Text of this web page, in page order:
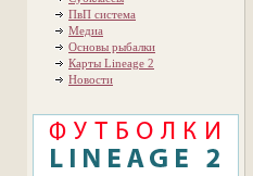
ПвП система
Медиа
Основы рыбалки
Карты Lineage 2
Новости